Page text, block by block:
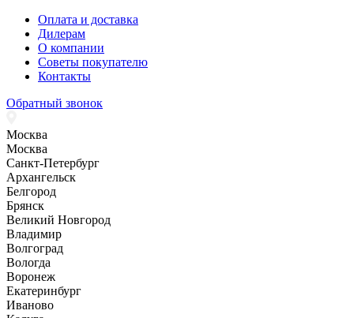
Оплата и доставка
Дилерам
О компании
Советы покупателю
Контакты
Обратный звонок
Москва
Москва
Санкт-Петербург
Архангельск
Белгород
Брянск
Великий Новгород
Владимир
Волгоград
Вологда
Воронеж
Екатеринбург
Иваново